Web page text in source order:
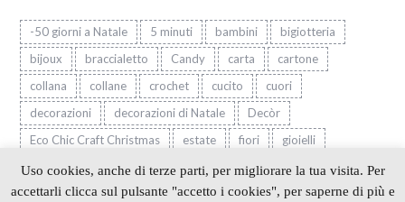
-50 giorni a Natale 5 minuti bambini
bigiotteria
bijoux
braccialetto Candy carta
cartone
collana
collane crochet cucito
cuori
decorazioni
decorazioni di Natale
Decòr
Eco Chic Craft Christmas
estate fiori
gioielli
giveaway
granny granny square halloween
idee
lavoretti
Natale nuovi punti uncinetto
origami
Uso cookies, anche di terze parti, per migliorare la tua visita. Per
accettarli clicca sul pulsante "accetto i cookies", per saperne di più e